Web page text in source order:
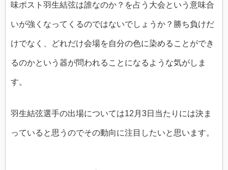
味ポスト羽生結弦は誰なのか？を占う大会という意味合
いが強くなってくるのではないでしょうか？勝ち負けだ
けでなく、どれだけ会場を自分の色に染めることができ
るのかという器が問われることになるような気がしま
す。
羽生結弦選手の出場については12月3日当たりには決ま
っていると思うのでその動向に注目したいと思います。